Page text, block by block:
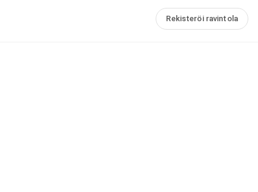
Rekisteröi ravintola